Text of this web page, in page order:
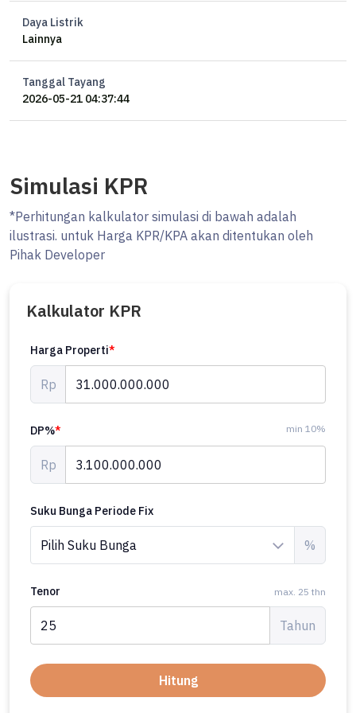
MENERIMA TITIPAN JUAL PROPERTY AREA JAKARTA &
SEKITARNYA. HUB MELY 0878xxxxxxxx
Daya Listrik
Lainnya
Tanggal Tayang
2026-05-21 04:37:44
Simulasi KPR
*Perhitungan kalkulator simulasi di bawah adalah
ilustrasi. untuk Harga KPR/KPA akan ditentukan oleh
Pihak Developer
Kalkulator KPR
Harga Properti*
Rp
DP%* min 10%
Rp
Suku Bunga Periode Fix
%
Tenor max. 25 thn
Tahun
Hitung